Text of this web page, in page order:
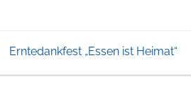
Erntedankfest „Essen ist Heimat“